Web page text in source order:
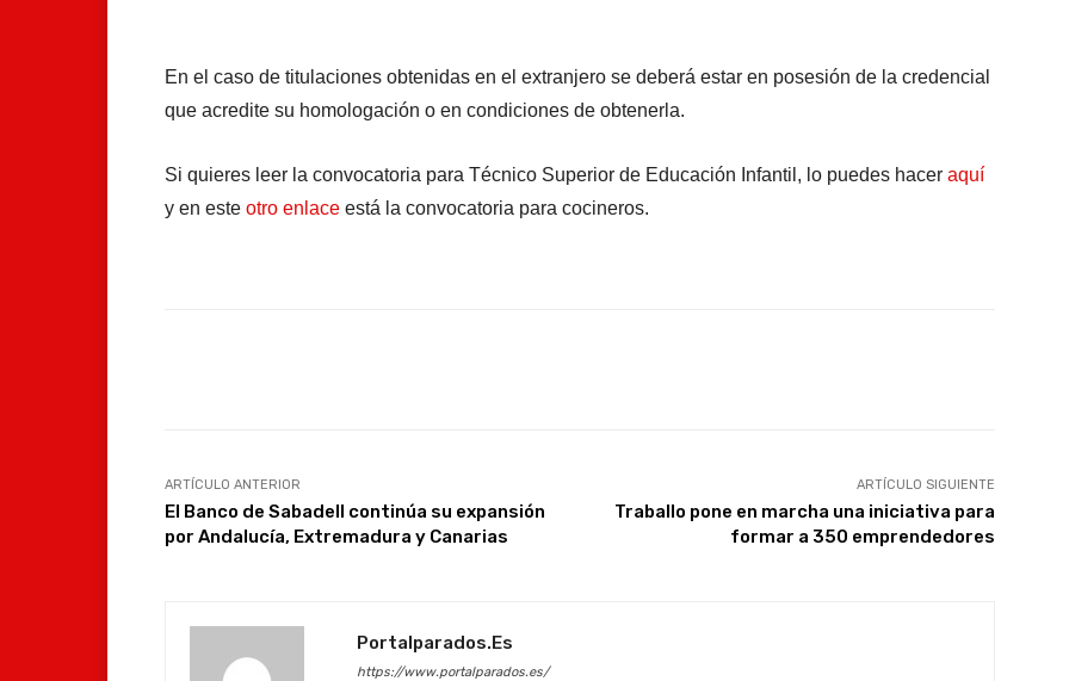
En el caso de titulaciones obtenidas en el extranjero se deberá estar en posesión de la credencial
que acredite su homologación o en condiciones de obtenerla.
Si quieres leer la convocatoria para Técnico Superior de Educación Infantil, lo puedes hacer aquí
y en este otro enlace está la convocatoria para cocineros.
ARTÍCULO ANTERIOR
El Banco de Sabadell continúa su expansión
por Andalucía, Extremadura y Canarias
ARTÍCULO SIGUIENTE
Traballo pone en marcha una iniciativa para
formar a 350 emprendedores
Portalparados.es
https://www.portalparados.es/